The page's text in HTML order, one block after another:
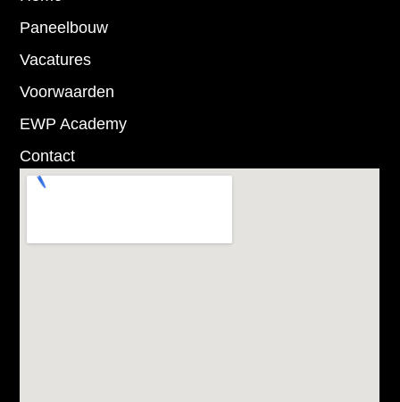
Paneelbouw
Vacatures
Voorwaarden
EWP Academy
Contact